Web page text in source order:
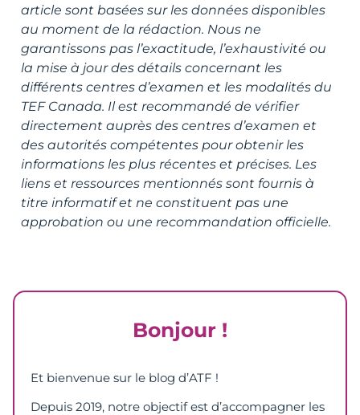
article sont basées sur les données disponibles
au moment de la rédaction. Nous ne
garantissons pas l’exactitude, l’exhaustivité ou
la mise à jour des détails concernant les
différents centres d’examen et les modalités du
TEF Canada. Il est recommandé de vérifier
directement auprès des centres d’examen et
des autorités compétentes pour obtenir les
informations les plus récentes et précises. Les
liens et ressources mentionnés sont fournis à
titre informatif et ne constituent pas une
approbation ou une recommandation officielle.
Bonjour !
Et bienvenue sur le blog d’ATF !
Depuis 2019, notre objectif est d’accompagner les